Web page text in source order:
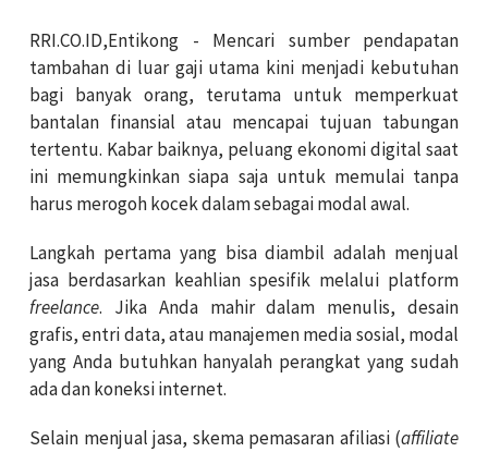
RRI.CO.ID,Entikong - Mencari sumber pendapatan
tambahan di luar gaji utama kini menjadi kebutuhan
bagi banyak orang, terutama untuk memperkuat
bantalan finansial atau mencapai tujuan tabungan
tertentu. Kabar baiknya, peluang ekonomi digital saat
ini memungkinkan siapa saja untuk memulai tanpa
harus merogoh kocek dalam sebagai modal awal.
Langkah pertama yang bisa diambil adalah menjual
jasa berdasarkan keahlian spesifik melalui platform
freelance. Jika Anda mahir dalam menulis, desain
grafis, entri data, atau manajemen media sosial, modal
yang Anda butuhkan hanyalah perangkat yang sudah
ada dan koneksi internet.
Selain menjual jasa, skema pemasaran afiliasi (affiliate